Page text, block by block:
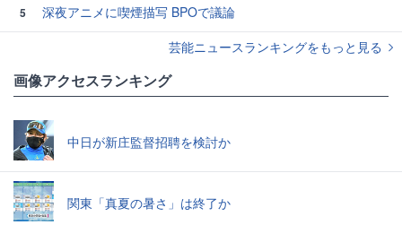
5
深夜アニメに喫煙描写 BPOで議論
芸能ニュースランキングをもっと見る
画像アクセスランキング
中日が新庄監督招聘を検討か
関東「真夏の暑さ」は終了か